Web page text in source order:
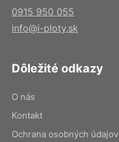
0915 950 055
info@i-ploty.sk
Dôležité odkazy
O nás
Kontakt
Ochrana osobných údajov